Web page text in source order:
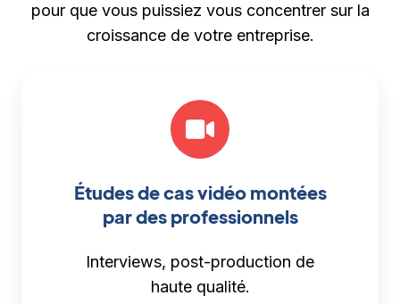
pour que vous puissiez vous concentrer sur la
croissance de votre entreprise.
Études de cas vidéo montées
par des professionnels
Interviews, post-production de
haute qualité.